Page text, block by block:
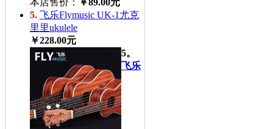
本店售价： ￥89.00元
5. 飞乐Flymusic UK-1尤克
里里ukulele
￥228.00元
5。
飞乐